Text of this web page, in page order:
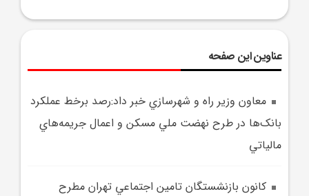
عناوین این صفحه
معاون وزير راه و شهرسازي خبر داد:رصد برخط عملکرد
بانک‌ها در طرح نهضت ملي مسکن و اعمال جريمه‌هاي
مالياتي
کانون بازنشستگان تامين اجتماعي تهران مطرح